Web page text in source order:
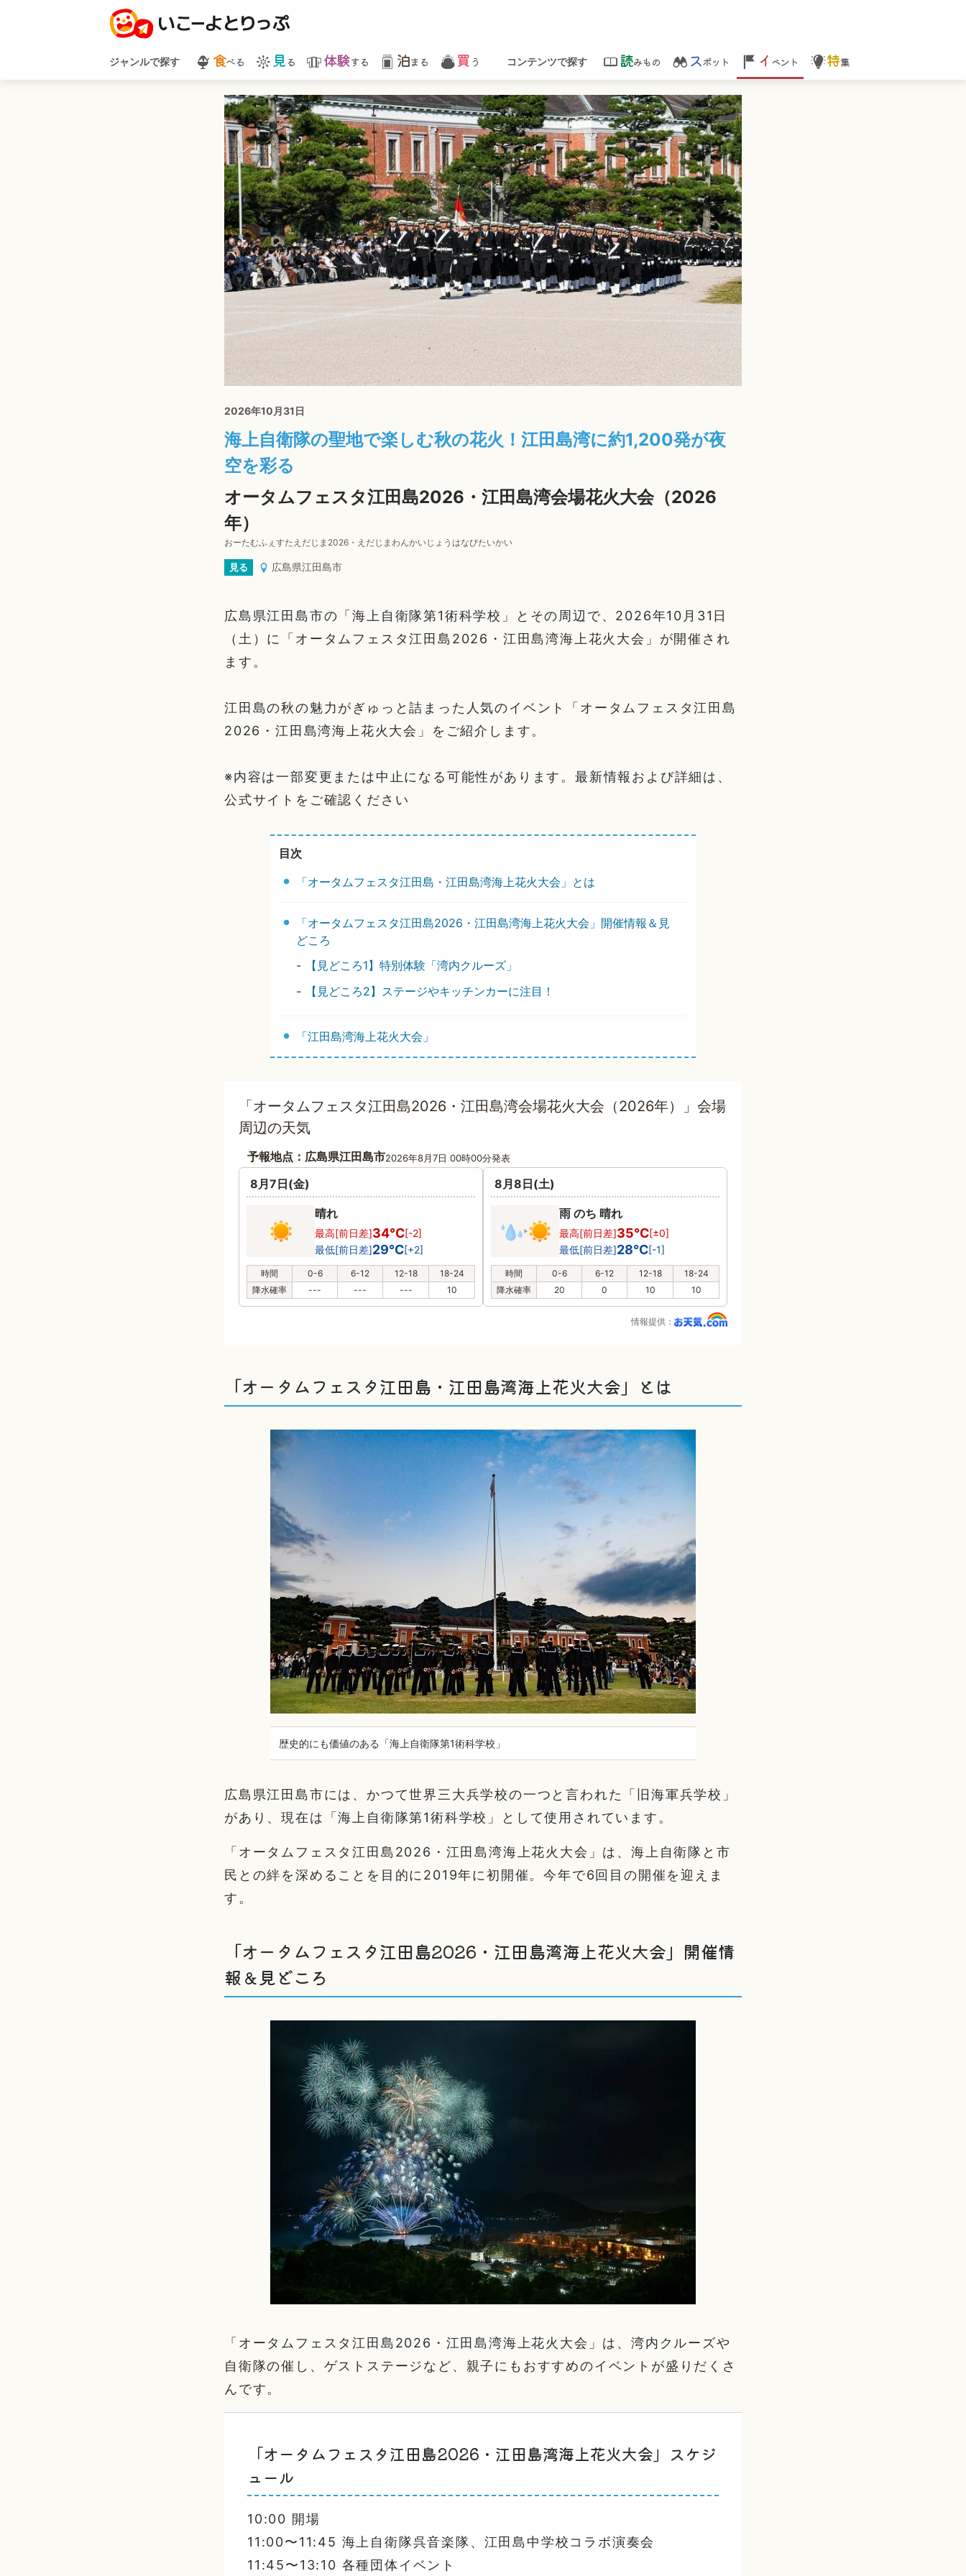
ジャンルで探す 食べる 見 る 体験する 泊まる 買 う コンテンツで探す 読みもの スポット イ ベント 特集
2026年10月31日
海上自衛隊の聖地で楽しむ秋の花火！江田島湾に約1,200発が夜
空を彩る
オータムフェスタ江田島2026・江田島湾会場花火大会（2026
年）
おーたむふぇすたえだじま2026・えだじまわんかいじょうはなびたいかい
見る 広島県江田島市
広島県江田島市の「海上自衛隊第1術科学校」とその周辺で、2026年10月31日
（土）に「オータムフェスタ江田島2026・江田島湾海上花火大会」が開催され
ます。
江田島の秋の魅力がぎゅっと詰まった人気のイベント「オータムフェスタ江田島
2026・江田島湾海上花火大会」をご紹介します。
※内容は一部変更または中止になる可能性があります。最新情報および詳細は、
公式サイトをご確認ください
目次
「オータムフェスタ江田島・江田島湾海上花火大会」とは
「オータムフェスタ江田島2026・江田島湾海上花火大会」開催情報＆見
どころ
-
【見どころ1】特別体験「湾内クルーズ」
-
【見どころ2】ステージやキッチンカーに注目！
「江田島湾海上花火大会」
「オータムフェスタ江田島2026・江田島湾会場花火大会（2026年）」会場
周辺の天気
予報地点：広島県江田島市2026年8月7日 00時00分発表
8月7日(金)
晴れ
最高[前日差]34℃[-2]
最低[前日差]29℃[+2]
時間 0-6 6-12 12-18
18-24
降水確率
--- --- --- 10
8月8日(土)
雨 のち 晴れ
最高[前日差]35℃[±0]
最低[前日差]28℃[-1]
時間 0-6 6-12 12-18
18-24
降水確率
20 0 10 10
情報提供：
「オータムフェスタ江田島・江田島湾海上花火大会」とは
歴史的にも価値のある「海上自衛隊第1術科学校」
広島県江田島市には、かつて世界三大兵学校の一つと言われた「旧海軍兵学校」
があり、現在は「海上自衛隊第1術科学校」として使用されています。
「オータムフェスタ江田島2026・江田島湾海上花火大会」は、海上自衛隊と市
民との絆を深めることを目的に2019年に初開催。今年で6回目の開催を迎えま
す。
「オータムフェスタ江田島2026・江田島湾海上花火大会」開催情
報＆見どころ
「オータムフェスタ江田島2026・江田島湾海上花火大会」は、湾内クルーズや
自衛隊の催し、ゲストステージなど、親子にもおすすめのイベントが盛りだくさ
んです。
「オータムフェスタ江田島2026・江田島湾海上花火大会」スケジ
ュール
10:00 開場
11:00〜11:45 海上自衛隊呉音楽隊、江田島中学校コラボ演奏会
11:45〜13:10 各種団体イベント